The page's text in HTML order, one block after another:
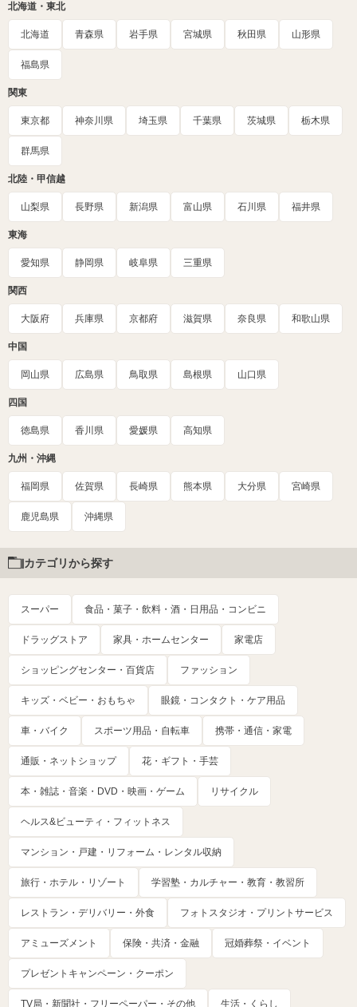
北海道・東北
北海道 青森県 岩手県 宮城県 秋田県 山形県
福島県
関東
東京都 神奈川県 埼玉県 千葉県 茨城県 栃木県
群馬県
北陸・甲信越
山梨県 長野県 新潟県 富山県 石川県 福井県
東海
愛知県 静岡県 岐阜県 三重県
関西
大阪府 兵庫県 京都府 滋賀県 奈良県 和歌山県
中国
岡山県 広島県 鳥取県 島根県 山口県
四国
徳島県 香川県 愛媛県 高知県
九州・沖縄
福岡県 佐賀県 長崎県 熊本県 大分県 宮崎県
鹿児島県 沖縄県
カテゴリから探す
スーパー 食品・菓子・飲料・酒・日用品・コンビニ
ドラッグストア 家具・ホームセンター 家電店
ショッピングセンター・百貨店 ファッション
キッズ・ベビー・おもちゃ 眼鏡・コンタクト・ケア用品
車・バイク スポーツ用品・自転車 携帯・通信・家電
通販・ネットショップ 花・ギフト・手芸
本・雑誌・音楽・DVD・映画・ゲーム リサイクル
ヘルス&ビューティ・フィットネス
マンション・戸建・リフォーム・レンタル収納
旅行・ホテル・リゾート 学習塾・カルチャー・教育・教習所
レストラン・デリバリー・外食 フォトスタジオ・プリントサービス
アミューズメント 保険・共済・金融 冠婚葬祭・イベント
プレゼントキャンペーン・クーポン
TV局・新聞社・フリーペーパー・その他 生活・くらし